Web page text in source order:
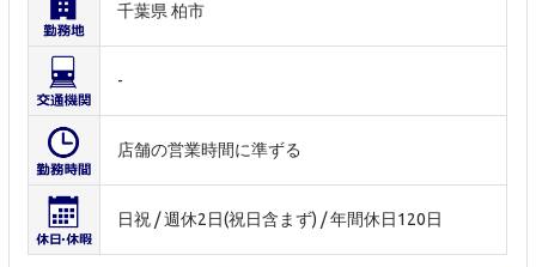
千葉県 柏市
-
店舗の営業時間に準ずる
日祝 / 週休2日(祝日含まず) / 年間休日120日